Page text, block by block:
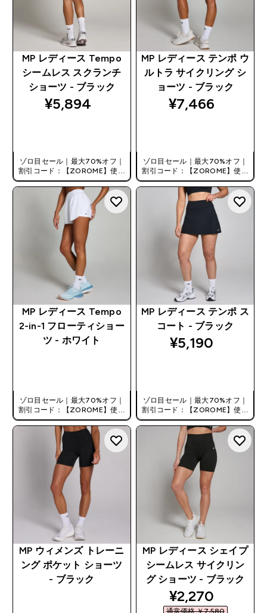
MP レディース Tempo
シームレス スクランチ
ショーツ - ブラック
¥5,894‎
ゾロ目セール｜最大70%オフ｜
割引コード：【ZOROME】使用
で追加10%オフ！
MP レディース テンポ ウ
ルトラ サイクリング シ
ョーツ - ブラック
¥7,466‎
ゾロ目セール｜最大70%オフ｜
割引コード：【ZOROME】使用
で追加10%オフ！
MP レディース Tempo
2-in-1 フローティショー
ツ - ホワイト
ゾロ目セール｜最大70%オフ｜
割引コード：【ZOROME】使用
で追加10%オフ！
MP レディース テンポ ス
コート - ブラック
¥5,190‎
ゾロ目セール｜最大70%オフ｜
割引コード：【ZOROME】使用
で追加10%オフ！
MP ウィメンズ トレーニ
ング ポケット ショーツ
- ブラック
MP レディース シェイプ
シームレス サイクリン
グ ショーツ - ブラック
discounted
¥2,270‎
通常価格 ￥7,580‎